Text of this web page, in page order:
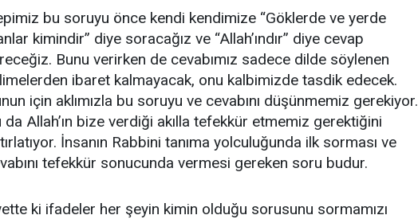
bu soruyu önce kendi kendimize “Göklerde ve yerde
kimindir” diye soracağız ve “Allah’ındır” diye cevap
Bunu verirken de cevabımız sadece dilde söylenen
ibaret kalmayacak, onu kalbimizde tasdik edecek.
için aklımızla bu soruyu ve cevabını düşünmemiz gerekiyor.
da Allah’ın bize verdiği akılla tefekkür etmemiz gerektiğini
İnsanın Rabbini tanıma yolculuğunda ilk sorması ve
tefekkür sonucunda vermesi gereken soru budur.
ki ifadeler her şeyin kimin olduğu sorusunu sormamızı